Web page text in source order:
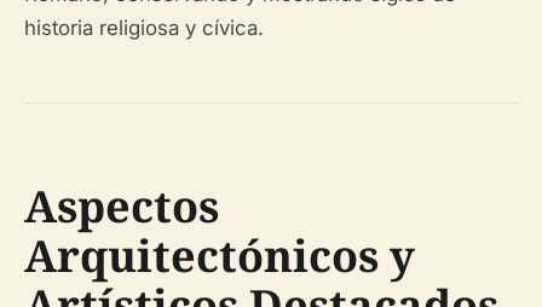
historia religiosa y cívica.
Aspectos
Arquitectónicos y